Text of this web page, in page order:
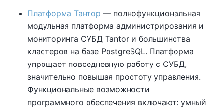
Платформа Тантор — полнофункциональная
модульная платформа администрирования и
мониторинга СУБД Tantor и большинства
кластеров на базе PostgreSQL. Платформа
упрощает повседневную работу с СУБД,
значительно повышая простоту управления.
Функциональные возможности
программного обеспечения включают: умный